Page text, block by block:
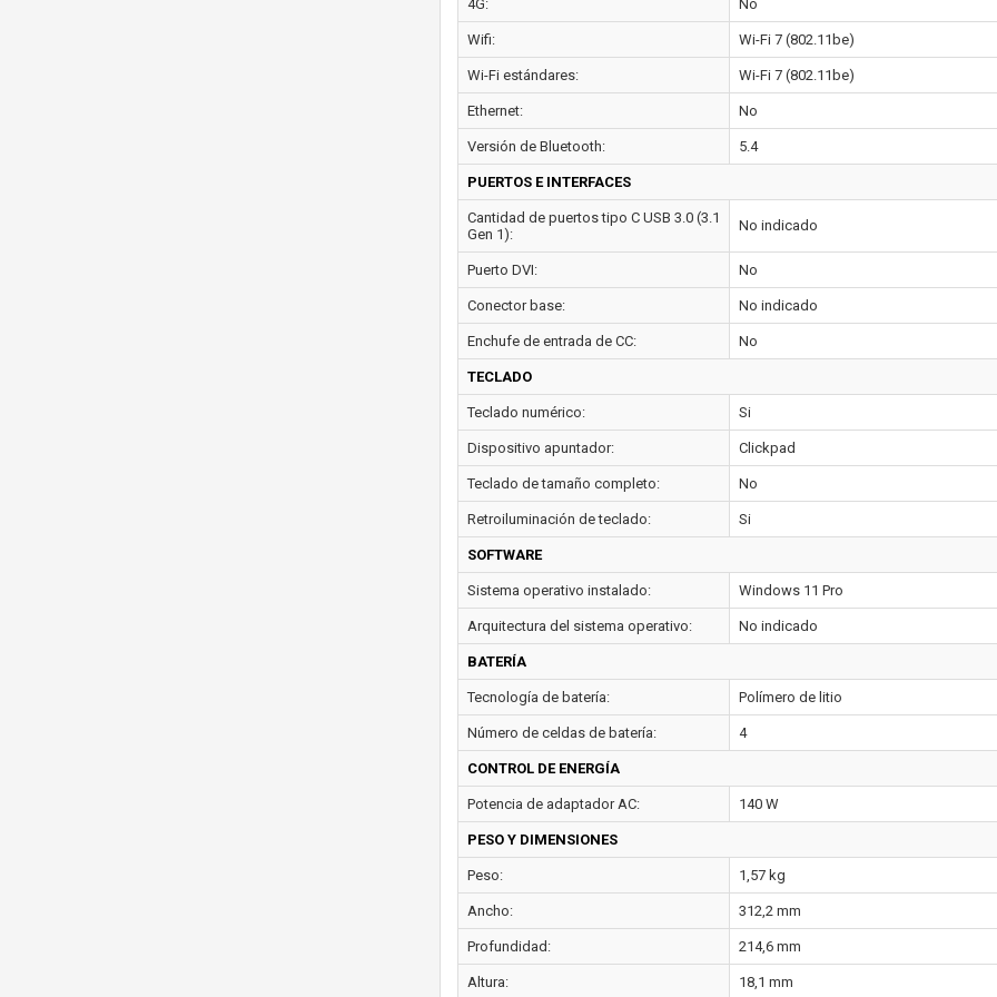
4G: No
Wifi: Wi-Fi 7 (802.11be)
Wi-Fi estándares: Wi-Fi 7 (802.11be)
Ethernet: No
Versión de Bluetooth: 5.4
PUERTOS E INTERFACES
Cantidad de puertos tipo C USB 3.0 (3.1
Gen 1):
No indicado
Puerto DVI: No
Conector base: No indicado
Enchufe de entrada de CC: No
TECLADO
Teclado numérico: Si
Dispositivo apuntador: Clickpad
Teclado de tamaño completo: No
Retroiluminación de teclado: Si
SOFTWARE
Sistema operativo instalado: Windows 11 Pro
Arquitectura del sistema operativo: No indicado
BATERÍA
Tecnología de batería: Polímero de litio
Número de celdas de batería: 4
CONTROL DE ENERGÍA
Potencia de adaptador AC: 140 W
PESO Y DIMENSIONES
Peso: 1,57 kg
Ancho: 312,2 mm
Profundidad: 214,6 mm
Altura: 18,1 mm